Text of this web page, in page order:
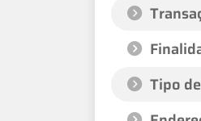
Tipo